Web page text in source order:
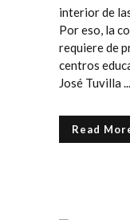
interior de
Por eso, la
requiere de
centros
José Tuvilla ...
Read